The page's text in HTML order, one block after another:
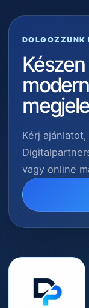
DOLGOZZUNK
Kérj
vagy online